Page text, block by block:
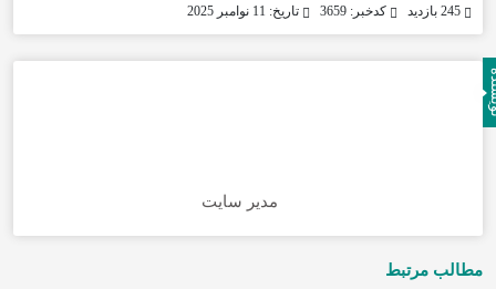
کدخبر: 3659 تاریخ: 11 نوامبر 2025
مدیر سایت
مطالب مرتبط